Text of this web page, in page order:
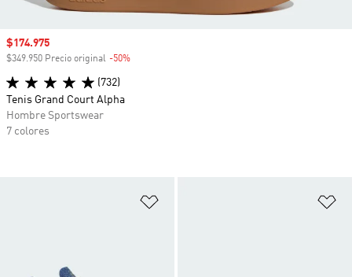
Precio de venta
$174.975
$349.950 Precio original -50%
(732)
Tenis Grand Court Alpha
Hombre Sportswear
7 colores